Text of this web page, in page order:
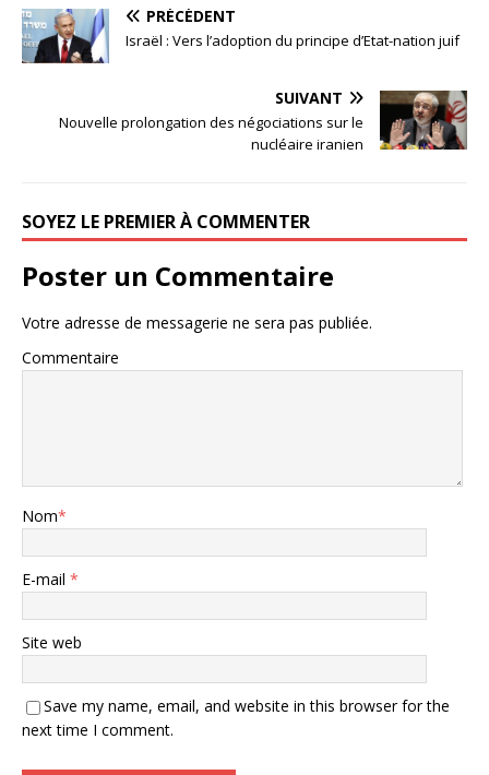
PRÉCÉDENT
Israël : Vers l’adoption du principe d’Etat-nation juif
SUIVANT
Nouvelle prolongation des négociations sur le
nucléaire iranien
SOYEZ LE PREMIER À COMMENTER
Poster un Commentaire
Votre adresse de messagerie ne sera pas publiée.
Commentaire
Nom*
E-mail *
Site web
Save my name, email, and website in this browser for the
next time I comment.